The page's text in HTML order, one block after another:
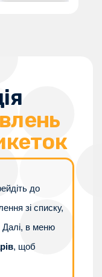
до
зі списку,
Далі, в меню
, щоб